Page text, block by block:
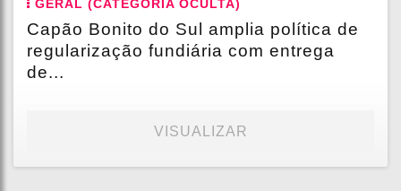
GERAL (CATEGORIA OCULTA)
Capão Bonito do Sul amplia política de
regularização fundiária com entrega
de...
VISUALIZAR